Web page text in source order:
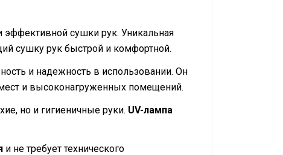
сушки рук. Уникальная
сушку рук быстрой и комфортной.
и надежность в использовании. Он
и высоконагруженных помещений.
но и гигиеничные руки. UV-лампа
и не требует технического